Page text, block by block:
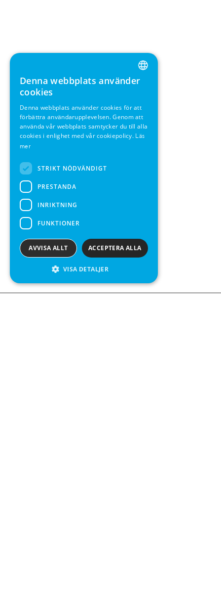
ENGLISH
SWEDISH
FRENCH
Denna webbplats använder
cookies
Denna webbplats använder cookies för att
förbättra användarupplevelsen. Genom att
använda vår webbplats samtycker du till alla
cookies i enlighet med vår cookiepolicy. Läs
mer
STRIKT NÖDVÄNDIGT
PRESTANDA
INRIKTNING
FUNKTIONER
ACCEPTERA ALLA
AVVISA ALLT
VISA DETALJER